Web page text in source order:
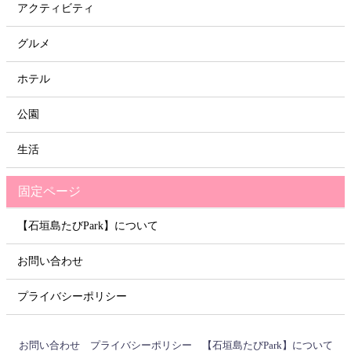
アクティビティ
グルメ
ホテル
公園
生活
固定ページ
【石垣島たびPark】について
お問い合わせ
プライバシーポリシー
お問い合わせ プライバシーポリシー 【石垣島たびPark】について